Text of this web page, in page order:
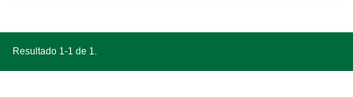
Resultado 1-1 de 1.